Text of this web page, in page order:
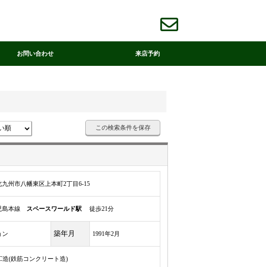
お問い合わせ 来店予約
この検索条件を保存
九州市八幡東区上本町2丁目6-15
島本線 スペースワールド駅 徒歩21分
ン 築年月 1991年2月
造(鉄筋コンクリート造)